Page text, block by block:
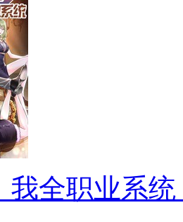
我全职业系统